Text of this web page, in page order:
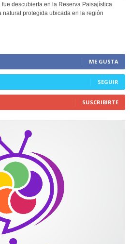
descubierta en la Reserva Paisajística
natural protegida ubicada en la región
ME GUSTA
SEGUIR
SUSCRIBIRTE